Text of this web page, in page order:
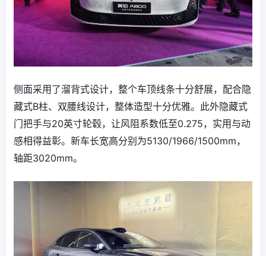
侧面采用了溜背式设计，整个车顶线条十分舒展，配合隐
藏式B柱、双腰线设计，整体造型十分优雅。此外隐藏式
门把手与20英寸轮毂，让风阻系数低至0.275，实用与动
感相得益彰。新车长宽高分别为5130/1966/1500mm，
轴距3020mm。